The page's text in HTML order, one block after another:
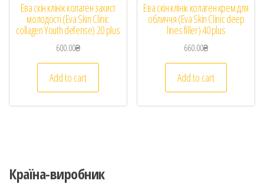
Ева скін клінік колаген захист
молодості (Eva Skin Clinic
collagen Youth defense) 20 plus
600.00₴
Add to cart
Ева скін клінік колаген крем для
обличчя (Eva Skin Clinic deep
lines filler) 40 plus
660.00₴
Add to cart
Країна-виробник